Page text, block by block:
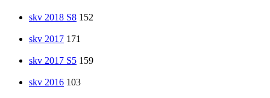
skv 2018 S8 152
skv 2017 171
skv 2017 S5 159
skv 2016 103